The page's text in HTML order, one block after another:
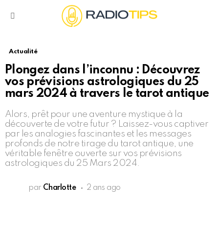
Actualité
Plongez dans l’inconnu : Découvrez
vos prévisions astrologiques du 25
mars 2024 à travers le tarot antique
Alors, prêt pour une aventure mystique à la
découverte de votre futur ? Laissez-vous captiver
par les analogies fascinantes et les messages
profonds de notre tirage du tarot antique, une
véritable fenêtre ouverte sur vos prévisions
astrologiques du 25 Mars 2024.
par Charlotte 2 ans ago